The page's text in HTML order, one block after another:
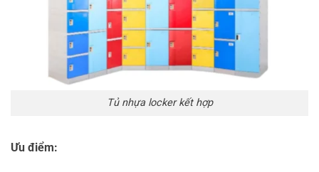
Tủ nhựa locker kết hợp
Ưu điểm: